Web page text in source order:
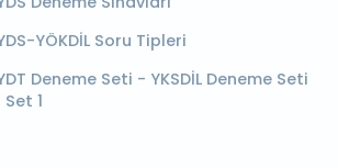
YÖKDİL Soru Tipleri
Deneme Seti - YKSDİL Deneme Seti
Set 1